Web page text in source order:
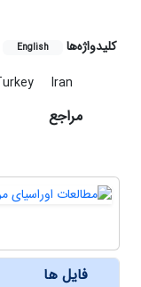
کلیدواژه‌ها English
Iran
مراجع
فایل ها